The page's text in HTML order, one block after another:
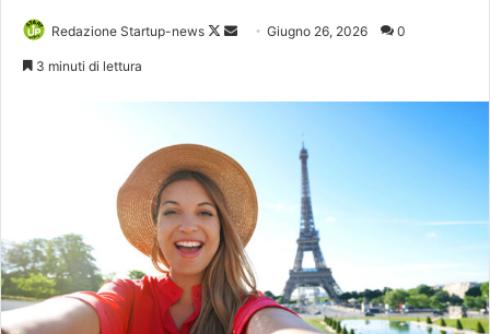
Redazione Startup-news
Follow
Invia Giugno 26, 2026 0
3 minuti di lettura